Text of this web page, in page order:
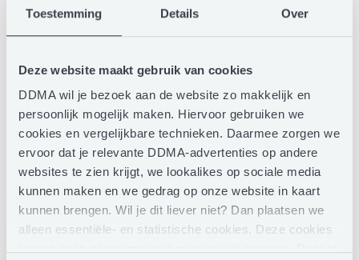
Toestemming Details Over
Deze website maakt gebruik van cookies
DDMA wil je bezoek aan de website zo makkelijk en
persoonlijk mogelijk maken. Hiervoor gebruiken we
cookies en vergelijkbare technieken. Daarmee zorgen we
ervoor dat je relevante DDMA-advertenties op andere
websites te zien krijgt, we lookalikes op sociale media
kunnen maken en we gedrag op onze website in kaart
kunnen brengen. Wil je dit liever niet? Dan plaatsen we
alleen essentiële- en statistische cookies. Deze cookies
schrijven zonder clichés?
the-top wordt. Het is of te gezocht grappig of te
excentriek. Zo’n hypercreatieve creatie is overigens
wél een goede voorzet of inspiratie voor een goede
zin of tekst.
9. Je bent dus niet bang om
vervangen tot worden door
ChatGPT?